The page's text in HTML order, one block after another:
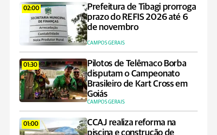
02:00
Prefeitura de Tibagi prorroga
prazo do REFIS 2026 até 6
de novembro
CAMPOS GERAIS
01:30
Pilotos de Telêmaco Borba
disputam o Campeonato
Brasileiro de Kart Cross em
Goiás
CAMPOS GERAIS
01:00
CCAJ realiza reforma na
piscina e construção de